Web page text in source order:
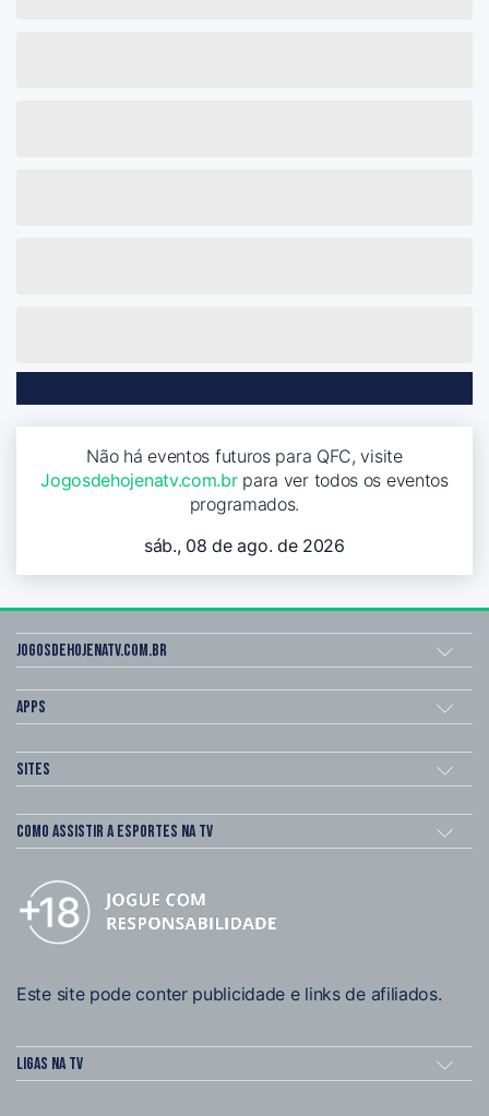
Não há eventos futuros para QFC, visite
Jogosdehojenatv.com.brpara ver todos os eventos
programados.
sáb., 08 de ago. de 2026
Jogosdehojenatv.com.br
Apps
Sites
Como assistir a esportes na TV
Este site pode conter publicidade e links de afiliados.
Ligas na TV